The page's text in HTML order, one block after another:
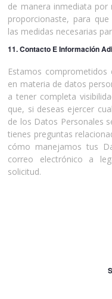
de manera inmediata
proporcionaste, para
las medidas necesarias
11. Contacto E Información
Estamos comprometidos
en materia de datos
a tener completa
que, si deseas ejercer
de los Datos Personales
tienes preguntas
cómo manejamos tus
correo electrónico a
solicitud.